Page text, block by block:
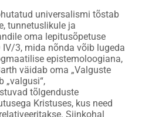
universalismi tõstab
tunnetuslikule ja
oma lepitusõpetuse
3, mida nõnda võib lugeda
epistemoloogiana,
väidab oma „Valguste
„valgusi“,
tõlgenduste
Kristuses, kus need
Siinkohal